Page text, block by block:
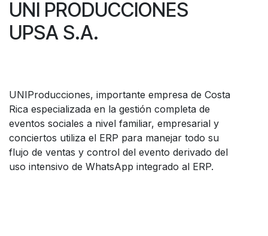
UNI PRODUCCIONES
UPSA S.A.
UNIProducciones, importante empresa de Costa
Rica especializada en la gestión completa de
eventos sociales a nivel familiar, empresarial y
conciertos utiliza el ERP para manejar todo su
flujo de ventas y control del evento derivado del
uso intensivo de WhatsApp integrado al ERP.